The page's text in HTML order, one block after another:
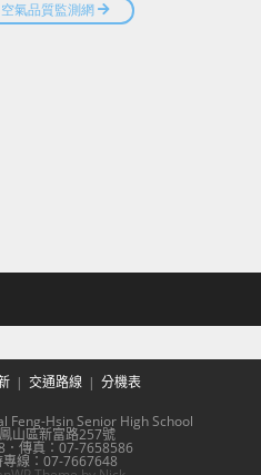
交通路線 分機表
Feng-Hsin Senior High School
山區新富路257號
傳真：07-7658586
線：07-7667648